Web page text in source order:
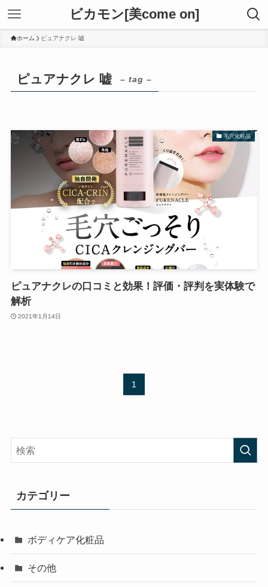
ビカモン[美come on]
ホーム ピュアナクレ 嘘
ピュアナクレ 嘘 – tag –
毛穴化粧品
ピュアナクレの口コミと効果！評価・評判を実体験で
解析
2021年1月14日
1
カテゴリー
ボディケア化粧品
その他